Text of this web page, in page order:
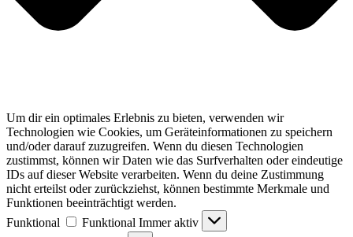
Um dir ein optimales Erlebnis zu bieten, verwenden wir
Technologien wie Cookies, um Geräteinformationen zu speichern
und/oder darauf zuzugreifen. Wenn du diesen Technologien
zustimmst, können wir Daten wie das Surfverhalten oder eindeutige
IDs auf dieser Website verarbeiten. Wenn du deine Zustimmung
nicht erteilst oder zurückziehst, können bestimmte Merkmale und
Funktionen beeinträchtigt werden.
Funktional
Funktional Immer aktiv